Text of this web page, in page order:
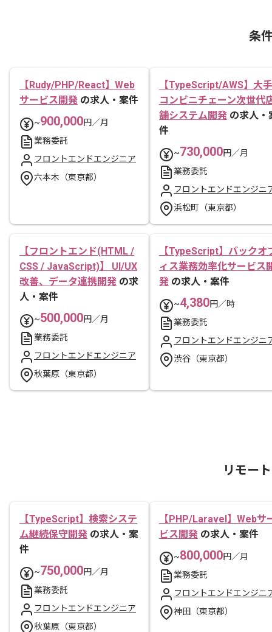
条
【Rudy/PHP/React】Web
サービス開発 の求人・案件
~900,000円／月
業務委託
フロントエンドエンジニア
六本木（東京都）
【TypeScript/AWS】大手
コンビニチェーン次世代
舗システム開発 の求人・
件
~730,000円／月
業務委託
フロントエンドエンジニ
浜松町（東京都）
【フロントエンド(HTML /
CSS / JavaScript)】 UI/UX
改善、データ連携開発 の求
人・案件
~500,000円／月
業務委託
フロントエンドエンジニア
秋葉原（東京都）
【TypeScript】バックオ
ィス業務効率化サービス
発 の求人・案件
~4,380円／時
業務委託
フロントエンドエンジニ
渋谷（東京都）
リモー
【TypeScript】検索システ
ム継続保守開発 の求人・案
件
~750,000円／月
業務委託
フロントエンドエンジニア
秋葉原（東京都）
【PHP/Laravel】Webサ
ビス開発 の求人・案件
~800,000円／月
業務委託
フロントエンドエンジニ
神田（東京都）